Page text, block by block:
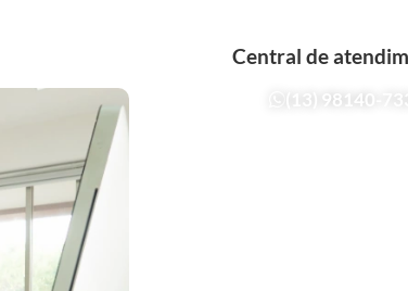
Central de
(13) 98140-